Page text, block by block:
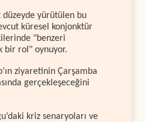
düzeyde yürütülen bu
küresel konjonktür
"benzeri
bir rol" oynuyor.
ziyaretinin Çarşamba
gerçekleşeceğini
kriz senaryoları ve